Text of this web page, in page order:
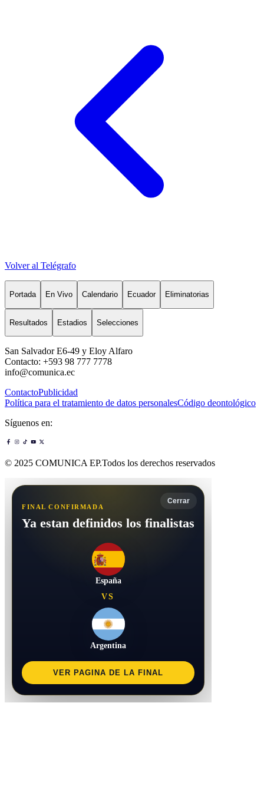
Volver al Telégrafo
Portada En Vivo Calendario Ecuador Eliminatorias
Resultados Estadios Selecciones
San Salvador E6-49 y Eloy Alfaro
Contacto: +593 98 777 7778
info@comunica.ec
ContactoPublicidad
Política para el tratamiento de datos personalesCódigo deontológico
Síguenos en:
© 2025 COMUNICA EP.Todos los derechos reservados
Cerrar
FINAL CONFIRMADA
Ya estan definidos los finalistas
España
VS
Argentina
VER PAGINA DE LA FINAL